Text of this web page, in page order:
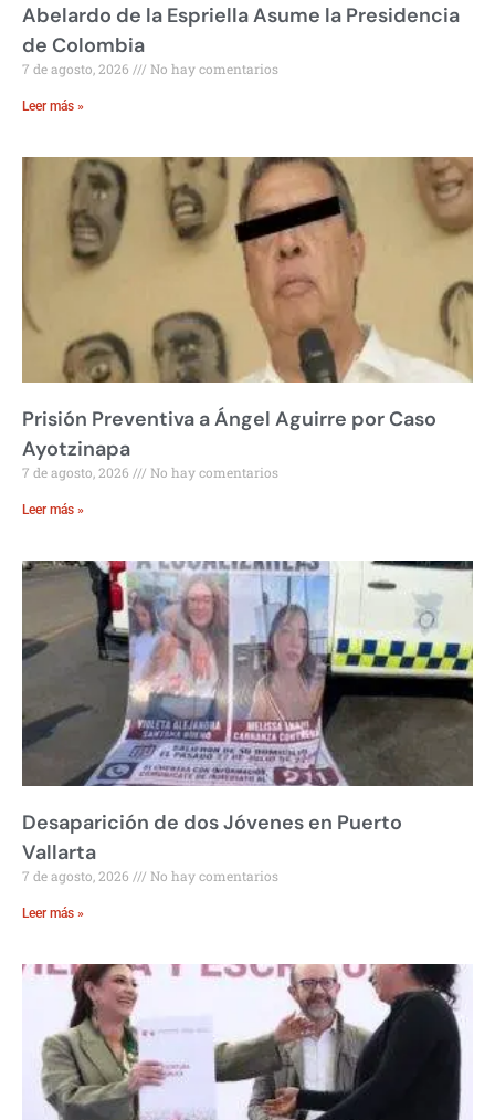
Abelardo de la Espriella Asume la Presidencia
de Colombia
7 de agosto, 2026 No hay comentarios
Leer más »
Prisión Preventiva a Ángel Aguirre por Caso
Ayotzinapa
7 de agosto, 2026 No hay comentarios
Leer más »
Desaparición de dos Jóvenes en Puerto
Vallarta
7 de agosto, 2026 No hay comentarios
Leer más »